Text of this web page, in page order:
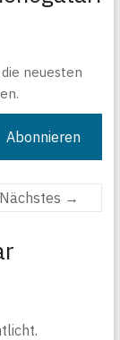
neuesten
Abonnieren
Nächstes →